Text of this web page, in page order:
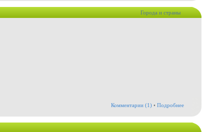
Города и страны
Комментарии (1) • Подробнее